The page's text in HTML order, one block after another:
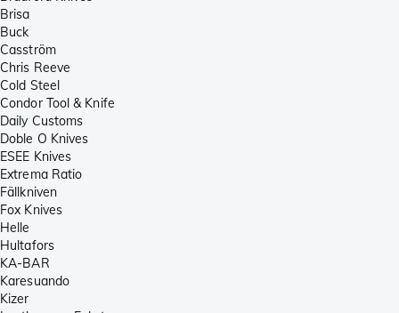
Brisa
Buck
Casström
Chris Reeve
Cold Steel
Condor Tool & Knife
Daily Customs
Doble O Knives
ESEE Knives
Extrema Ratio
Fällkniven
Fox Knives
Helle
Hultafors
KA-BAR
Karesuando
Kizer